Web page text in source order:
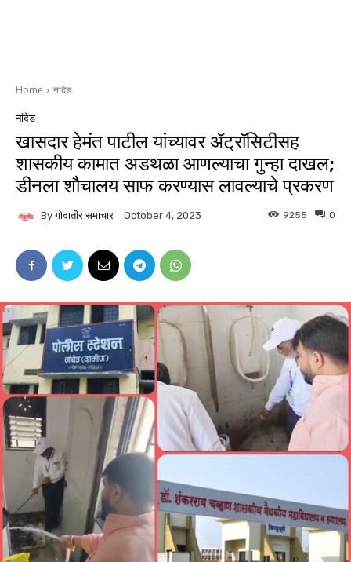
Home नांदेड
नांदेड
खासदार हेमंत पाटील यांच्यावर ॲट्रॉसिटीसह
शासकीय कामात अडथळा आणल्याचा गुन्हा दाखल;
डीनला शौचालय साफ करण्यास लावल्याचे प्रकरण
By गोदातीर समाचार October 4, 2023 0
9255